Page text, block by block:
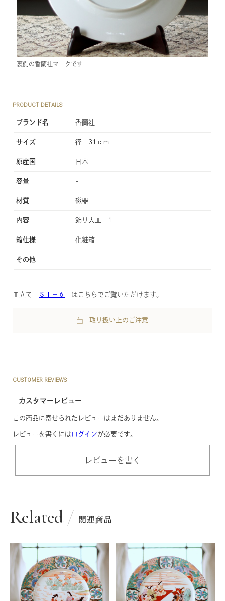
裏側の香蘭社マークです
PRODUCT DETAILS
ブランド名 香蘭社
サイズ 径 31ｃｍ
原産国 日本
容量 -
材質 磁器
内容 飾り大皿 1
箱仕様 化粧箱
その他 -
皿立て ＳＴ−６ はこちらでご覧いただけます。
取り扱い上のご注意
CUSTOMER REVIEWS
カスタマーレビュー
この商品に寄せられたレビューはまだありません。
レビューを書くには ログインが必要です。
レビューを書く
Related 関連商品